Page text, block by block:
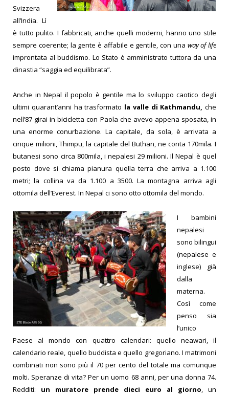
Svizzera
all’India. Lì
è tutto pulito. I fabbricati, anche quelli moderni, hanno uno stile
sempre coerente; la gente è affabile e gentile, con una way of life
improntata al buddismo. Lo Stato è amministrato tuttora da una
dinastia “saggia ed equilibrata”.
Anche in Nepal il popolo è gentile ma lo sviluppo caotico degli
ultimi quarant’anni ha trasformato la valle di Kathmandu, che
nell’87 girai in bicicletta con Paola che avevo appena sposata, in
una enorme conurbazione. La capitale, da sola, è arrivata a
cinque milioni, Thimpu, la capitale del Buthan, ne conta 170mila. I
butanesi sono circa 800mila, i nepalesi 29 milioni. Il Nepal è quel
posto dove si chiama pianura quella terra che arriva a 1.100
metri; la collina va da 1.100 a 3500. La montagna arriva agli
ottomila dell’Everest. In Nepal ci sono otto ottomila del mondo.
I bambini
nepalesi
sono bilingui
(nepalese e
inglese) già
dalla
materna.
Così come
penso sia
l’unico
Paese al mondo con quattro calendari: quello neawari, il
calendario reale, quello buddista e quello gregoriano. I matrimoni
combinati non sono più il 70 per cento del totale ma comunque
molti. Speranze di vita? Per un uomo 68 anni, per una donna 74.
Redditi: un muratore prende dieci euro al giorno, un